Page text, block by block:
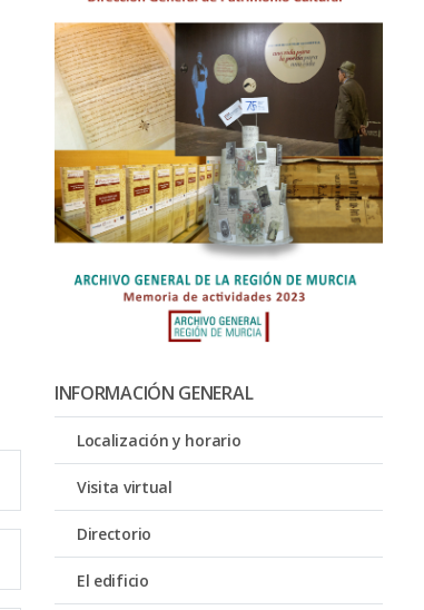
INFORMACIÓN GENERAL
Localización y horario
Visita virtual
Directorio
El edificio